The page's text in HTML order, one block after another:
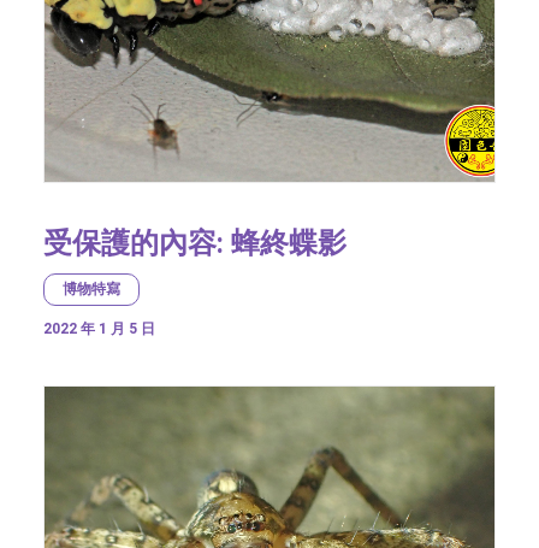
受保護的內容: 蜂終蝶影
博物特寫
2022 年 1 月 5 日